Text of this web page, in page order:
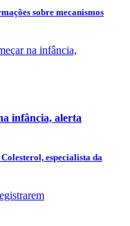
sobre mecanismos
infância, alerta
especialista da